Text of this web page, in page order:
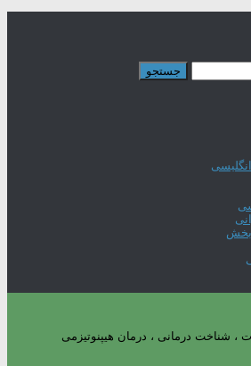
انگلیسی
بخش
، شناخت درمانی ، درمان هیپنوتیزمی